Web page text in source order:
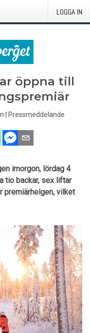
LOGGA IN
öppna till
Pressmeddelande
imorgon, lördag 4
tio backar, sex liftar
premiärhelgen, vilket